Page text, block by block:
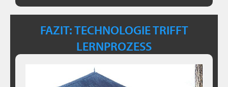
FAZIT: TECHNOLOGIE TRIFFT
LERNPROZESS